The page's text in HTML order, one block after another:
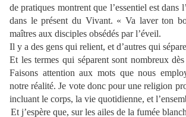
de pratiques montrent que l’essentiel est dans
dans le présent du Vivant. « Va laver ton
maîtres aux disciples obsédés par l’éveil.
Il y a des gens qui relient, et d’autres qui
Et les termes qui séparent sont nombreux
Faisons attention aux mots que nous
notre réalité.Je vote donc pour une religion
incluant le corps, la vie quotidienne, et
Et j’espère que, sur les ailes de la fumée